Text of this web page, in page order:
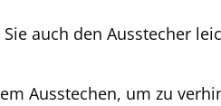
auch den Ausstecher
Ausstechen, um zu